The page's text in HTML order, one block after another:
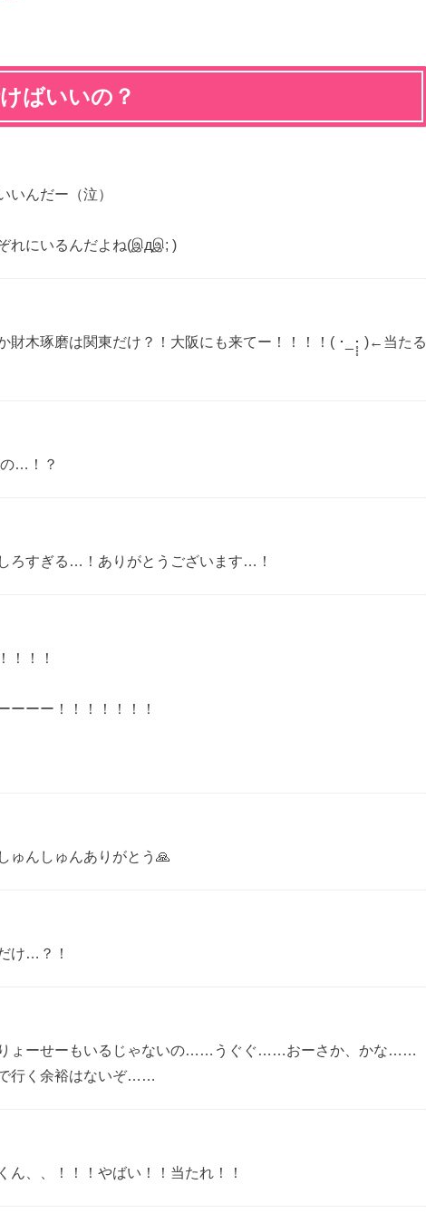
ばいいの？
いんだー（泣）
れにいるんだよね(இдஇ; )
財木琢磨は関東だけ？！大阪にも来てー！！！！( ･_･̥̥̥ )←当たる
…！？
ろすぎる…！ありがとうございます…！
！！！
ーーー！！！！！！！
ゅんしゅんありがとう🙏
け…？！
りょーせーもいるじゃないの……うぐぐ……おーさか、かな……
行く余裕はないぞ……
ん、、！！！やばい！！当たれ！！